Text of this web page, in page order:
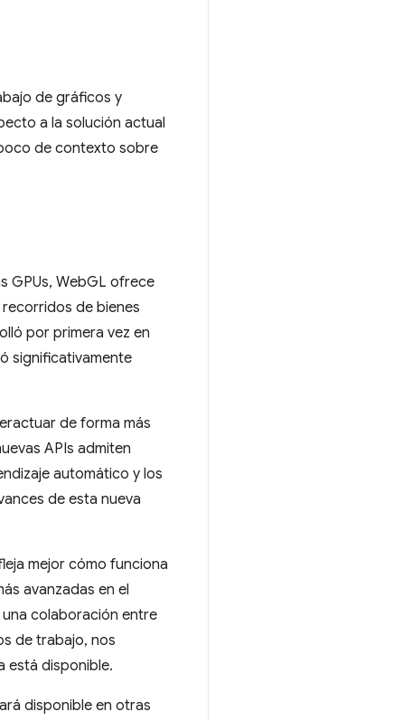
de gráficos y
a la solución actual
de contexto sobre
GPUs, WebGL ofrece
de bienes
por primera vez en
significativamente
de forma más
APIs admiten
automático y los
de esta nueva
mejor cómo funciona
avanzadas en el
una colaboración entre
de trabajo, nos
está disponible.
disponible en otras